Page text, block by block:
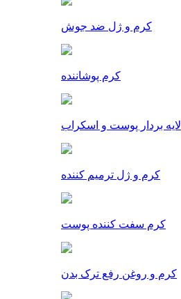
کرم و ژل ضد جوش
کرم پوشاننده
لایه بردار پوست و اسکراب
کرم و ژل ترمیم کننده
کرم سفت کننده پوست
کرم و روغن رفع ترک بدن